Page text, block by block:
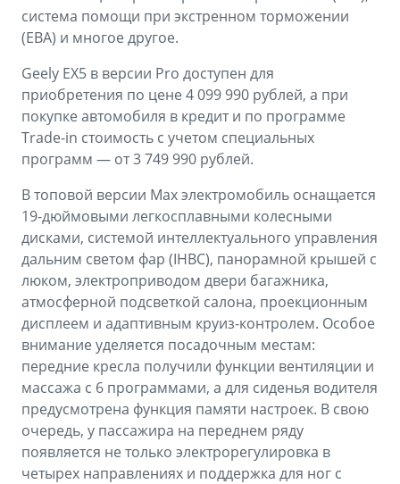
система помощи при экстренном торможении
(EBA) и многое другое.
Geely EX5 в версии Pro доступен для
приобретения по цене 4 099 990 рублей, а при
покупке автомобиля в кредит и по программе
Trade-in стоимость с учетом специальных
программ — от 3 749 990 рублей.
В топовой версии Max электромобиль оснащается
19-дюймовыми легкосплавными колесными
дисками, системой интеллектуального управления
дальним светом фар (IHBC), панорамной крышей с
люком, электроприводом двери багажника,
атмосферной подсветкой салона, проекционным
дисплеем и адаптивным круиз-контролем. Особое
внимание уделяется посадочным местам:
передние кресла получили функции вентиляции и
массажа с 6 программами, а для сиденья водителя
предусмотрена функция памяти настроек. В свою
очередь, у пассажира на переднем ряду
появляется не только электрорегулировка в
четырех направлениях и поддержка для ног с